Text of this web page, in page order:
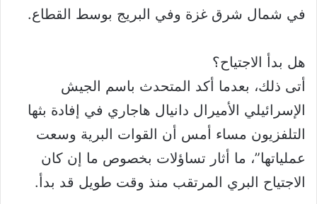
في شمال شرق غزة وفي البريج بوسط القطاع.
هل بدأ الاجتياح؟
أتى ذلك، بعدما أكد المتحدث باسم الجيش
الإسرائيلي الأميرال دانيال هاجاري في إفادة بثها
التلفزيون مساء أمس أن القوات البرية وسعت
عملياتها”، ما أثار تساؤلات بخصوص ما إن كان
الاجتياح البري المرتقب منذ وقت طويل قد بدأ.